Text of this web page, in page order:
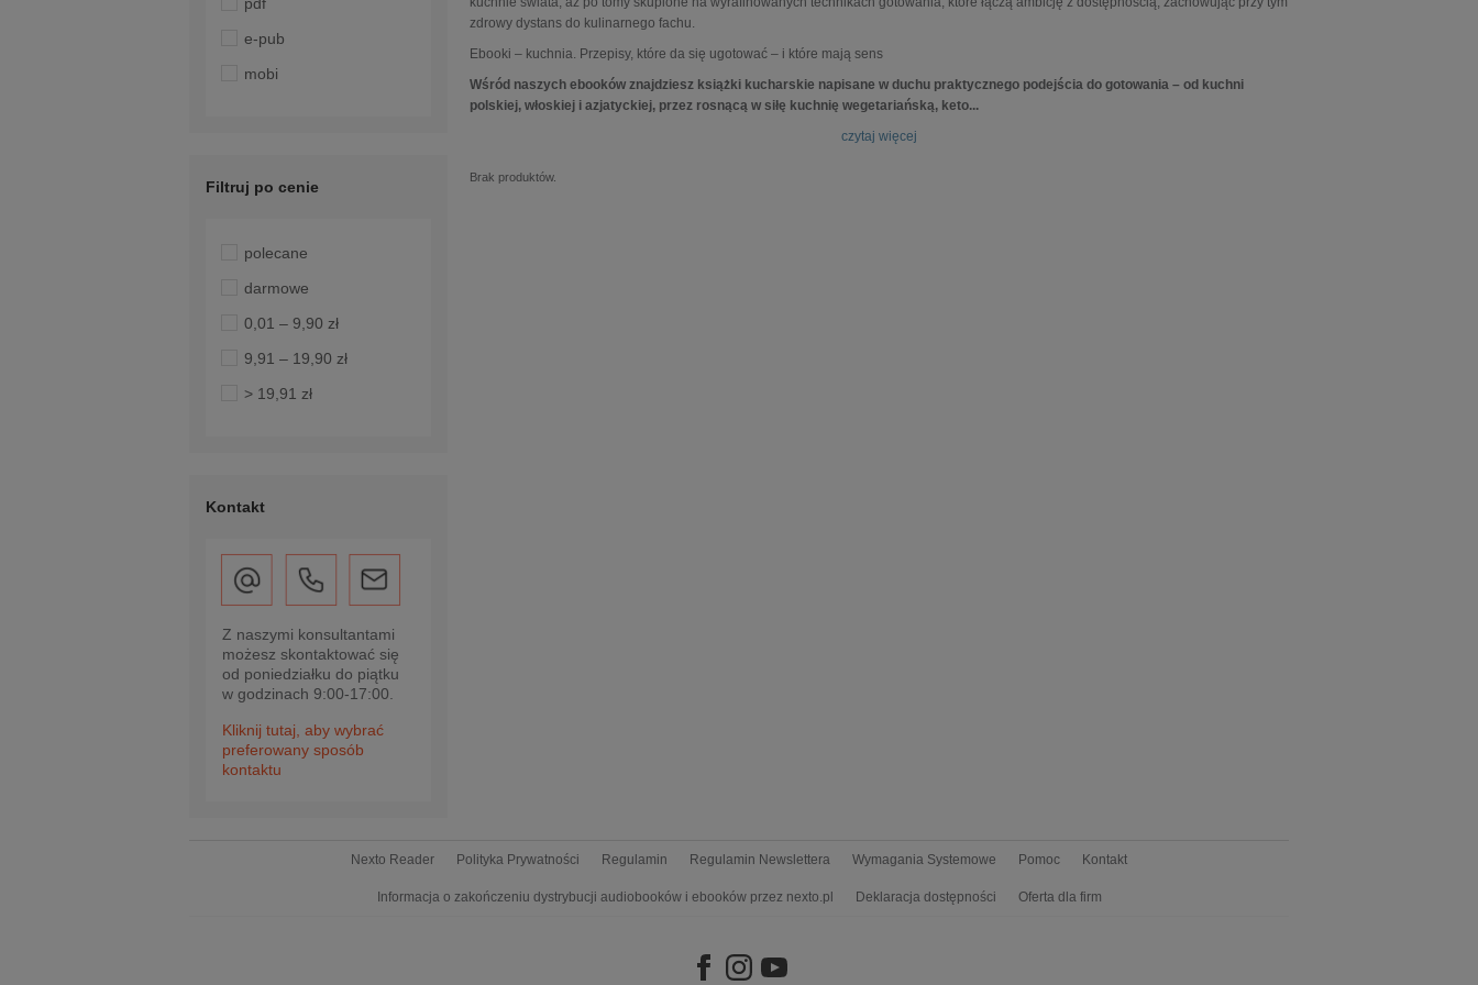
zdrowy dystans do kulinarnego fachu.
Ebooki – kuchnia. Przepisy, które da się ugotować – i które mają sens
Wśród naszych ebooków znajdziesz książki kucharskie napisane w duchu praktycznego podejścia do gotowania – od kuchni
polskiej, włoskiej i azjatyckiej, przez rosnącą w siłę kuchnię wegetariańską, keto...
czytaj więcej
Brak produktów.
e-pub
mobi
Filtruj po cenie
polecane
darmowe
0,01 – 9,90 zł
9,91 – 19,90 zł
> 19,91 zł
Kontakt
Z naszymi konsultantami
możesz skontaktować się
od poniedziałku do piątku
w godzinach 9:00-17:00.
Kliknij tutaj, aby wybrać
preferowany sposób
kontaktu
Nexto Reader Polityka Prywatności Regulamin Regulamin Newslettera Wymagania Systemowe Pomoc Kontakt
Informacja o zakończeniu dystrybucji audiobooków i ebooków przez nexto.pl Deklaracja dostępności Oferta dla firm